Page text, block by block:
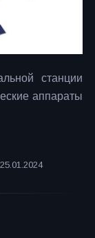
станции
аппараты
25.01.2024